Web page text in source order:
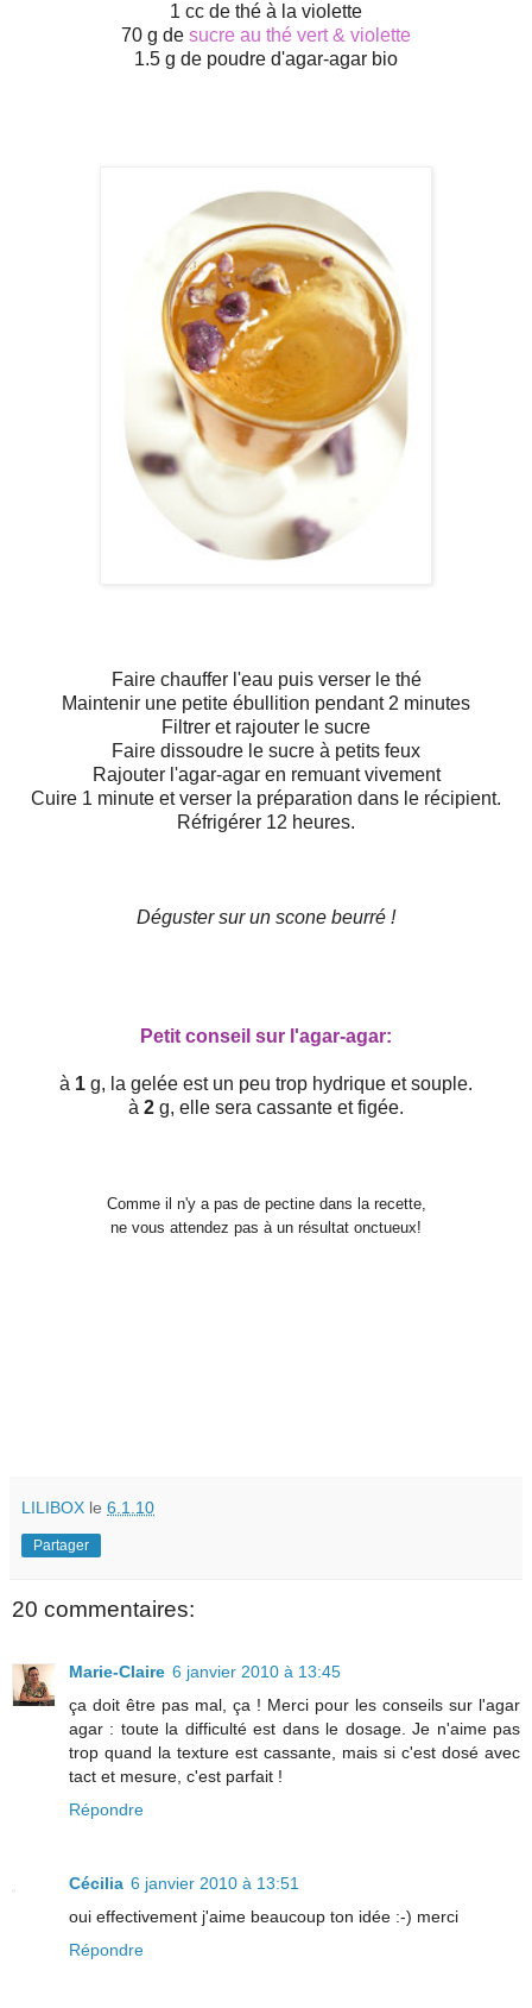
1 cc de thé à la violette
70 g de sucre au thé vert & violette
1.5 g de poudre d'agar-agar bio
Faire chauffer l'eau puis verser le thé
Maintenir une petite ébullition pendant 2 minutes
Filtrer et rajouter le sucre
Faire dissoudre le sucre à petits feux
Rajouter l'agar-agar en remuant vivement
Cuire 1 minute et verser la préparation dans le récipient.
Réfrigérer 12 heures.
Déguster sur un scone beurré !
Petit conseil sur l'agar-agar:
à 1 g, la gelée est un peu trop hydrique et souple.
à 2 g, elle sera cassante et figée.
Comme il n'y a pas de pectine dans la recette,
ne vous attendez pas à un résultat onctueux!
LILIBOX le 6.1.10
Partager
20 commentaires:
Marie-Claire 6 janvier 2010 à 13:45
ça doit être pas mal, ça ! Merci pour les conseils sur l'agar
agar : toute la difficulté est dans le dosage. Je n'aime pas
trop quand la texture est cassante, mais si c'est dosé avec
tact et mesure, c'est parfait !
Répondre
Cécilia 6 janvier 2010 à 13:51
oui effectivement j'aime beaucoup ton idée :-) merci
Répondre